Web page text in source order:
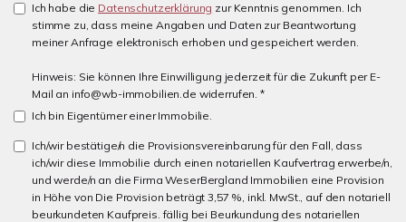
Ich habe die Datenschutzerklärung zur Kenntnis genommen. Ich
stimme zu, dass meine Angaben und Daten zur Beantwortung
meiner Anfrage elektronisch erhoben und gespeichert werden.
Hinweis: Sie können Ihre Einwilligung jederzeit für die Zukunft per E-
Mail an info@wb-immobilien.de widerrufen. *
Ich bin Eigentümer einer Immobilie.
Ich/wir bestätige/n die Provisionsvereinbarung für den Fall, dass
ich/wir diese Immobilie durch einen notariellen Kaufvertrag erwerbe/n,
und werde/n an die Firma WeserBergland Immobilien eine Provision
in Höhe von Die Provision beträgt 3,57 %, inkl. MwSt., auf den notariell
beurkundeten Kaufpreis. fällig bei Beurkundung des notariellen